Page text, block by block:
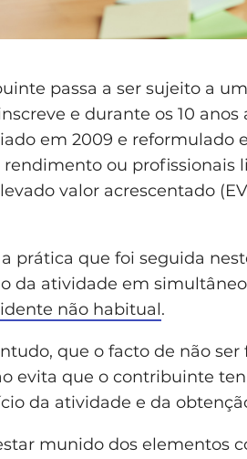
passa a ser sujeito a
e durante os 10
em 2009 e reformulado
ou profissionais
valor acrescentado
prática que foi seguida
da atividade em
não habitual.
que o facto de não
evita que o contribuinte
da atividade e da
munido dos elementos